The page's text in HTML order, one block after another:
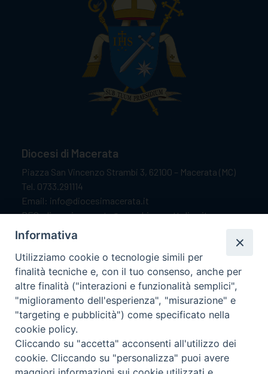
Diocesi di Macerata
Piazza San Vincenzo Strambi 3, 62100 – Macerata (MC)
Tel. 0733.291114
Email: info@diocesimacerata.it
PEC: diocesimacerata@pec.chiesacattolica.it
Comunicazioni urgenti WhatsApp:
Orari di apertura
Dal lunedì al sabato dalle 9.30 alle 12.00.
Il pomeriggio solo su appuntamento.
seguici su
Informativa
Utilizziamo cookie o tecnologie simili per
finalità tecniche e, con il tuo consenso, anche per
altre finalità ("interazioni e funzionalità semplici",
"miglioramento dell'esperienza", "misurazione" e
"targeting e pubblicità") come specificato nella
cookie policy.
Cliccando su "accetta" acconsenti all'utilizzo dei
cookie. Cliccando su "personalizza" puoi avere